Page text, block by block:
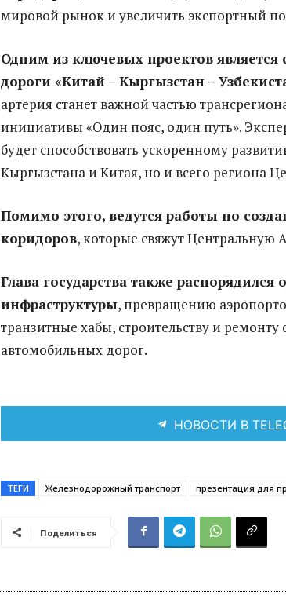
мировой рынок и увеличить экспортный
Одним из ключевых проектов является
дороги «Китай – Кыргызстан –
артерия станет важной частью
инициативы «Один пояс, один путь».
будет способствовать ускоренному
Кыргызстана и Китая, но и всего региона
Помимо этого, ведутся работы по
коридоров, которые свяжут
Глава государства также
инфраструктуры, превращению
транзитные хабы, строительству и
автомобильных дорог.
НОВОСТИ В
ТЕГИ Железнодорожный транспорт презентация для
Поделиться